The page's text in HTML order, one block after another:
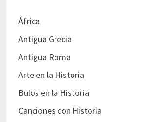
África
Antigua Grecia
Antigua Roma
Arte en la Historia
Bulos en la Historia
Canciones con Historia